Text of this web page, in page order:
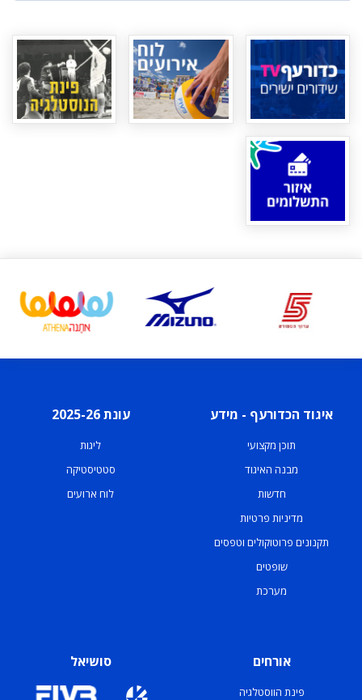
איגוד הכדורעף - מידע
תוכן מקצועי
מבנה האיגוד
חדשות
מדיניות פרטיות
תקנונים פרוטוקולים וטפסים
שופטים
מערכת
עונת 2025-26
ליגות
סטטיסטיקה
לוח ארועים
אורחים
פינת הווסטלגיה
סושיאל